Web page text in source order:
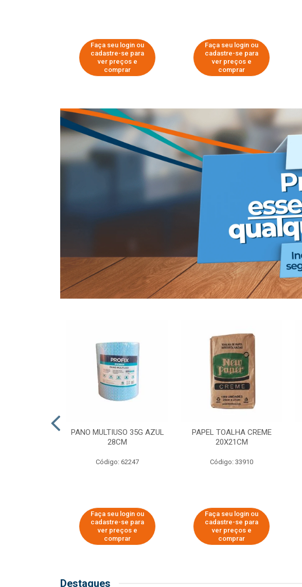
Faça seu login ou
cadastre-se para
ver preços e
comprar
Faça seu login ou
cadastre-se para
ver preços e
comprar
PANO MULTIUSO 35G AZUL
28CM
Código: 62247
Faça seu login ou
cadastre-se para
ver preços e
comprar
PAPEL TOALHA CREME
20X21CM
Código: 33910
Faça seu login ou
cadastre-se para
ver preços e
comprar
Destaques